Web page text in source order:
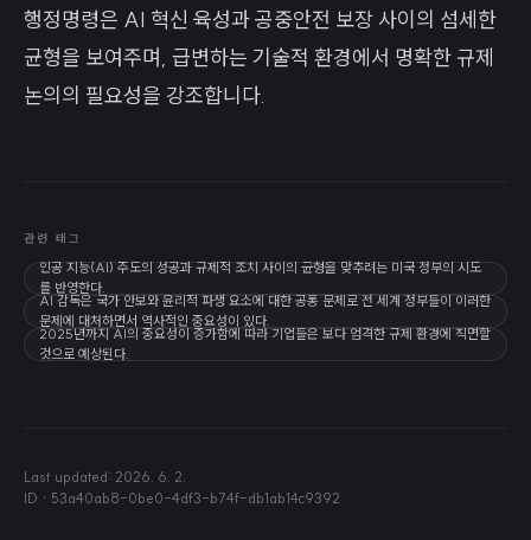
행정명령은 AI 혁신 육성과 공중안전 보장 사이의 섬세한
균형을 보여주며, 급변하는 기술적 환경에서 명확한 규제
논의의 필요성을 강조합니다.
관련 태그
인공 지능(AI) 주도의 성공과 규제적 조치 사이의 균형을 맞추려는 미국 정부의 시도
를 반영한다.
AI 감독은 국가 안보와 윤리적 파생 요소에 대한 공통 문제로 전 세계 정부들이 이러한
문제에 대처하면서 역사적인 중요성이 있다.
2025년까지 AI의 중요성이 증가함에 따라 기업들은 보다 엄격한 규제 환경에 직면할
것으로 예상된다.
Last updated: 2026. 6. 2.
ID · 53a40ab8-0be0-4df3-b74f-db1ab14c9392